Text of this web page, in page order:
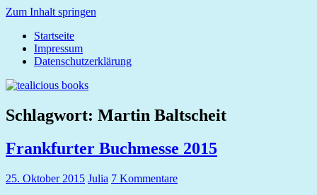
Zum Inhalt springen
tealicious
books
Startseite
Impressum
Datenschutzerklärung
Schlagwort: Martin Baltscheit
Frankfurter Buchmesse 2015
25. Oktober 2015 Julia 7 Kommentare